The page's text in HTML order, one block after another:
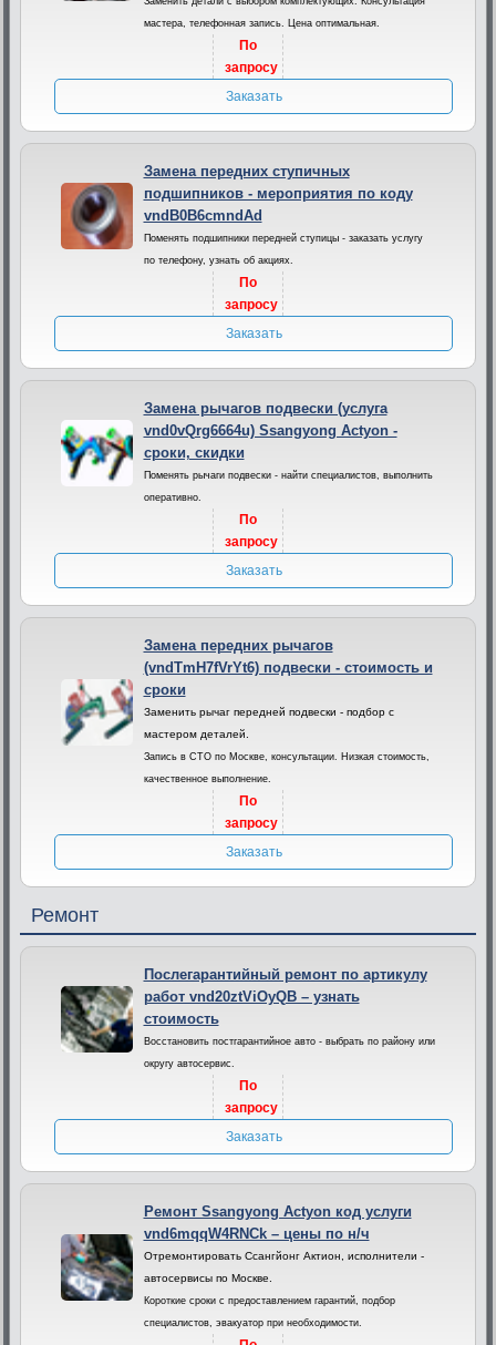
мастера, телефонная запись. Цена оптимальная.
По
запросу
Заказать
Замена передних ступичных
подшипников - мероприятия по коду
vndB0B6cmndAd
Поменять подшипники передней ступицы - заказать услугу
по телефону, узнать об акциях.
По
запросу
Заказать
Замена рычагов подвески (услуга
vnd0vQrg6664u) Ssangyong Actyon -
сроки, скидки
Поменять рычаги подвески - найти специалистов, выполнить
оперативно.
По
запросу
Заказать
Замена передних рычагов
(vndTmH7fVrYt6) подвески - стоимость и
сроки
Заменить рычаг передней подвески - подбор с
мастером деталей.
Запись в СТО по Москве, консультации. Низкая стоимость,
качественное выполнение.
По
запросу
Заказать
Ремонт
Послегарантийный ремонт по артикулу
работ vnd20ztViOyQB – узнать
стоимость
Восстановить постгарантийное авто - выбрать по району или
округу автосервис.
По
запросу
Заказать
Ремонт Ssangyong Actyon код услуги
vnd6mqqW4RNCk – цены по н/ч
Отремонтировать Ссангйонг Актион, исполнители -
автосервисы по Москве.
Короткие сроки с предоставлением гарантий, подбор
специалистов, эвакуатор при необходимости.